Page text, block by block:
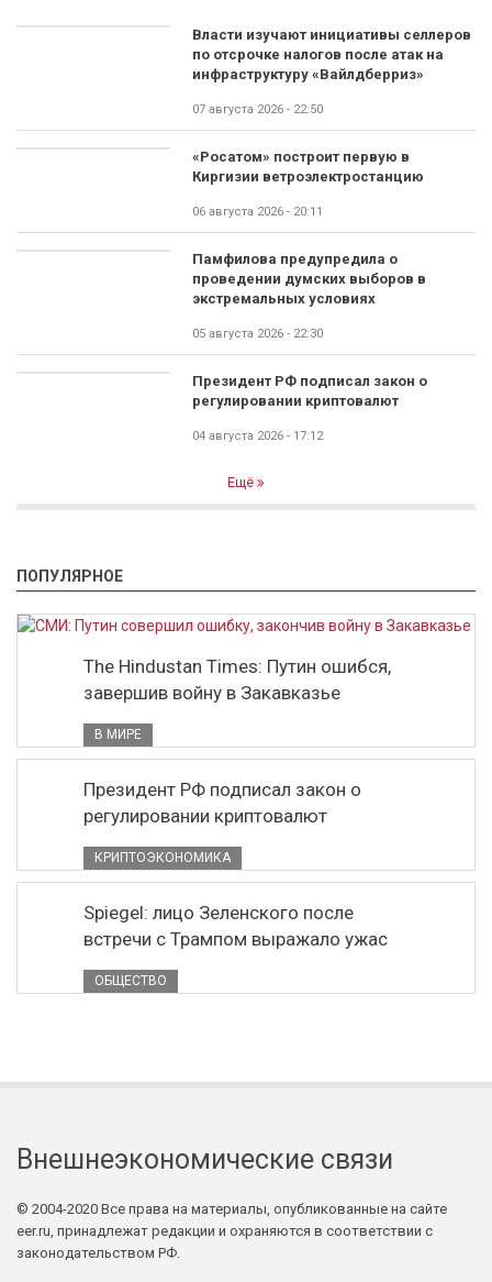
Власти изучают инициативы селлеров
по отсрочке налогов после атак на
инфраструктуру «Вайлдберриз»
07 августа 2026 - 22:50
«Росатом» построит первую в
Киргизии ветроэлектростанцию
06 августа 2026 - 20:11
Памфилова предупредила о
проведении думских выборов в
экстремальных условиях
05 августа 2026 - 22:30
Президент РФ подписал закон о
регулировании криптовалют
04 августа 2026 - 17:12
Ещё
ПОПУЛЯРНОЕ
The Hindustan Times: Путин ошибся,
завершив войну в Закавказье
В МИРЕ
Президент РФ подписал закон о
регулировании криптовалют
КРИПТОЭКОНОМИКА
Spiegel: лицо Зеленского после
встречи с Трампом выражало ужас
ОБЩЕСТВО
Внешнеэкономические связи
© 2004-2020 Все права на материалы, опубликованные на сайте
eer.ru, принадлежат редакции и охраняются в соответствии с
законодательством РФ.